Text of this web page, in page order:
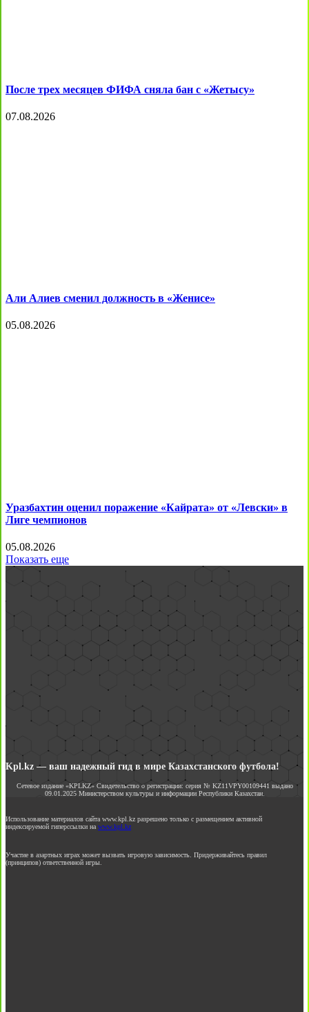
После трех месяцев ФИФА сняла бан с «Жетысу»
07.08.2026
Али Алиев сменил должность в «Женисе»
05.08.2026
Уразбахтин оценил поражение «Кайрата» от «Левски» в
Лиге чемпионов
05.08.2026
Показать еще
Kpl.kz — ваш надежный гид в мире Казахстанского футбола!
Сетевое издание «KPLKZ» Свидетельство о регистрации: серия № KZ11VPY00109441 выдано
09.01.2025 Министерством культуры и информации Республики Казахстан.
Использование материалов сайта www.kpl.kz разрешено только с размещением активной
индексируемой гиперссылки на www.kpl.kz
Участие в азартных играх может вызвать игровую зависимость. Придерживайтесь правил
(принципов) ответственной игры.